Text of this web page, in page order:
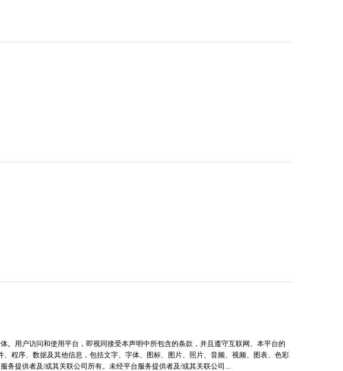
。用户访问和使用平台，即视同接受本声明中所包含的条款，并且遵守互联网、本平台的
程序、数据及其他信息，包括文字、字体、图标、图片、照片、音频、视频、图表、色彩
务提供者及/或其关联公司所有。未经平台服务提供者及/或其关联公司...